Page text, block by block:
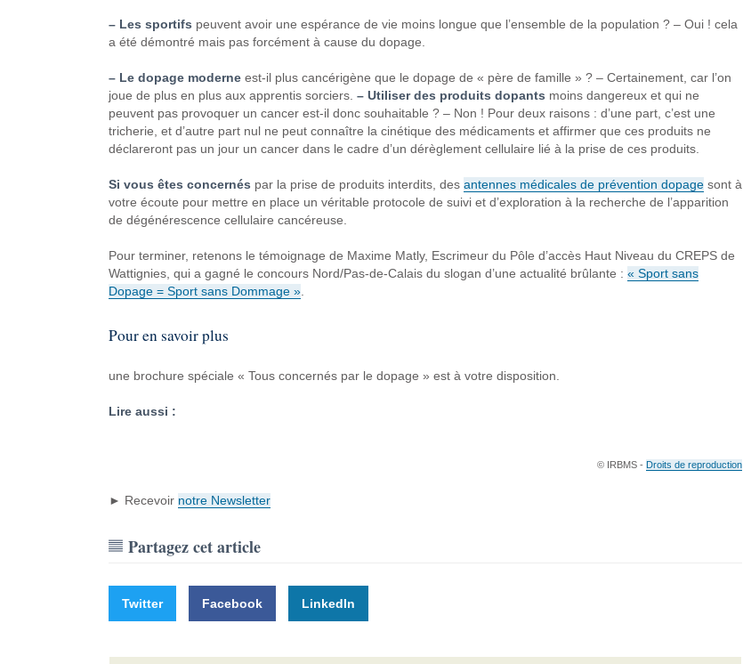
– Les sportifs peuvent avoir une espérance de vie moins longue que l’ensemble de la population ? – Oui ! cela
a été démontré mais pas forcément à cause du dopage.
– Le dopage moderneest-il plus cancérigène que le dopage de « père de famille » ? – Certainement, car l’on
joue de plus en plus aux apprentis sorciers. – Utiliser des produits dopants moins dangereux et qui ne
peuvent pas provoquer un cancer est-il donc souhaitable ? – Non ! Pour deux raisons : d’une part, c’est une
tricherie, et d’autre part nul ne peut connaître la cinétique des médicaments et affirmer que ces produits ne
déclareront pas un jour un cancer dans le cadre d’un dérèglement cellulaire lié à la prise de ces produits.
Si vous êtes concernés par la prise de produits interdits, des antennes médicales de prévention dopagesont à
votre écoute pour mettre en place un véritable protocole de suivi et d’exploration à la recherche de l’apparition
de dégénérescence cellulaire cancéreuse.
Pour terminer, retenons le témoignage de Maxime Matly, Escrimeur du Pôle d’accès Haut Niveau du CREPS de
Wattignies, qui a gagné le concours Nord/Pas-de-Calais du slogan d’une actualité brûlante : « Sport sans
Dopage = Sport sans Dommage ».
Pour en savoir plus
une brochure spéciale « Tous concernés par le dopage » est à votre disposition.
Lire aussi :
© IRBMS - Droits de reproduction
► Recevoir notre Newsletter
Partagez cet article
Twitter Facebook LinkedIn